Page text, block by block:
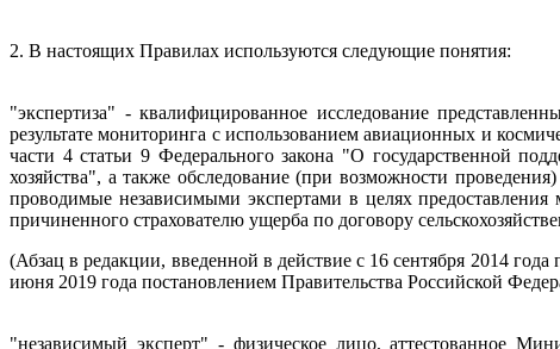
2. В настоящих Правилах используются следующие понятия:
"экспертиза" - квалифицированное исследование
результате мониторинга с использованием авиационных и
части 4 статьи 9 Федерального закона "О государственной
хозяйства", а также обследование (при возможности
проводимые независимыми экспертами в целях предоставления
причиненного страхователю ущерба по договору
(Абзац в редакции, введенной в действие с 16 сентября 2014
июня 2019 года постановлением Правительства Российской
"независимый эксперт" - физическое лицо, аттестованное